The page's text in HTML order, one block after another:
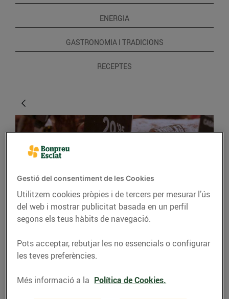
ENERGIA
GASTRONOMIA I TRADICIONS
RECEPTES
CONSELLS I HÀBITS SALUDABLES
Embotits: varietat i
qualitat
22/de juny/2020
Gestió del consentiment de les Cookies
Utilitzem cookies pròpies i de tercers per mesurar l’ús
del web i mostrar publicitat basada en un perfil
segons els teus hàbits de navegació.
Pots acceptar, rebutjar les no essencials o configurar
les teves preferències.
Més informació a la Política de Cookies.